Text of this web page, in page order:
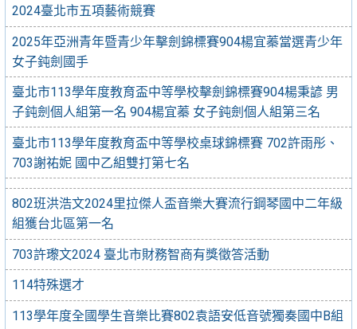
2024臺北市五項藝術競賽
2025年亞洲青年暨青少年擊劍錦標賽904楊宜蓁當選青少年
女子鈍劍國手
臺北市113學年度教育盃中等學校擊劍錦標賽904楊秉諺 男
子鈍劍個人組第一名 904楊宜蓁 女子鈍劍個人組第三名
臺北市113學年度教育盃中等學校桌球錦標賽 702許雨彤、
703謝祐妮 國中乙組雙打第七名
802班洪浩文2024里拉傑人盃音樂大賽流行鋼琴國中二年級
組獲台北區第一名
703許瓈文2024 臺北市財務智商有獎徵答活動
114特殊選才
113學年度全國學生音樂比賽802袁語安低音號獨奏國中B組